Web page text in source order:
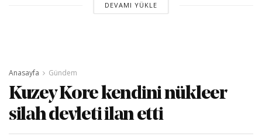
DEVAMI YÜKLE
Anasayfa Gündem
Kuzey Kore kendini nükleer
silah devleti ilan etti